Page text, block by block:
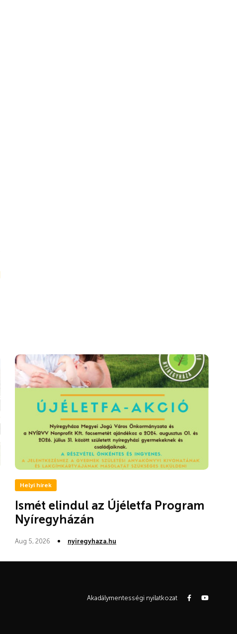
Helyi hírek
Ismét elindul az Újéletfa Program
Nyíregyházán
Aug 5, 2026 nyiregyhaza.hu
Akadálymentességi nyilatkozat